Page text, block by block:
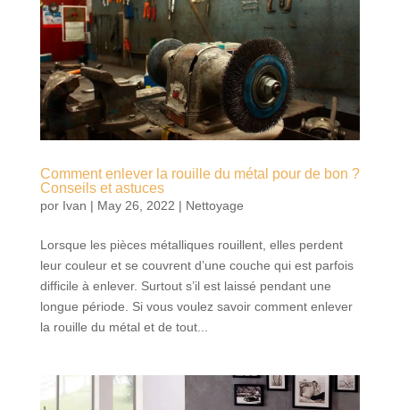
Comment enlever la rouille du métal pour de bon ?
Conseils et astuces
por Ivan | May 26, 2022 | Nettoyage
Lorsque les pièces métalliques rouillent, elles perdent
leur couleur et se couvrent d’une couche qui est parfois
difficile à enlever. Surtout s’il est laissé pendant une
longue période. Si vous voulez savoir comment enlever
la rouille du métal et de tout...